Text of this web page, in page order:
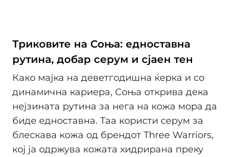
Триковите на Соња: едноставна
рутина, добар серум и сјаен тен
Како мајка на деветгодишна ќерка и со
динамична кариера, Соња открива дека
нејзината рутина за нега на кожа мора да
биде едноставна. Таа користи серум за
блескава кожа од брендот Three Warriors,
кој ја одржува кожата хидрирана преку